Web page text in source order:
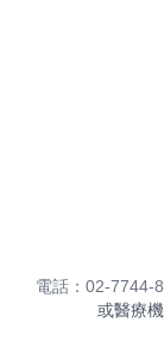
電話：02-7744-
或醫療